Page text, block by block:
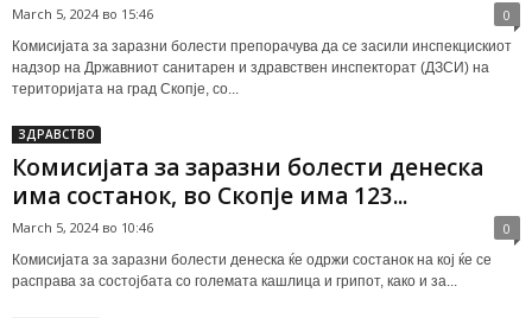
March 5, 2024 во 15:46 0
Комисијата за заразни болести препорачува да се засили инспекцискиот
надзор на Државниот санитарен и здравствен инспекторат (ДЗСИ) на
територијата на град Скопје, со...
ЗДРАВСТВО
Комисијата за заразни болести денеска
има состанок, во Скопје има 123...
March 5, 2024 во 10:46 0
Комисијата за заразни болести денеска ќе одржи состанок на кој ќе се
расправа за состојбата со големата кашлица и грипот, како и за...